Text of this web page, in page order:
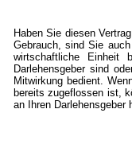
Haben Sie diesen
Gebrauch, sind Sie
wirtschaftliche Einheit
Darlehensgeber sind
Mitwirkung bedient.
bereits zugeflossen ist,
an Ihren Darlehensgeber